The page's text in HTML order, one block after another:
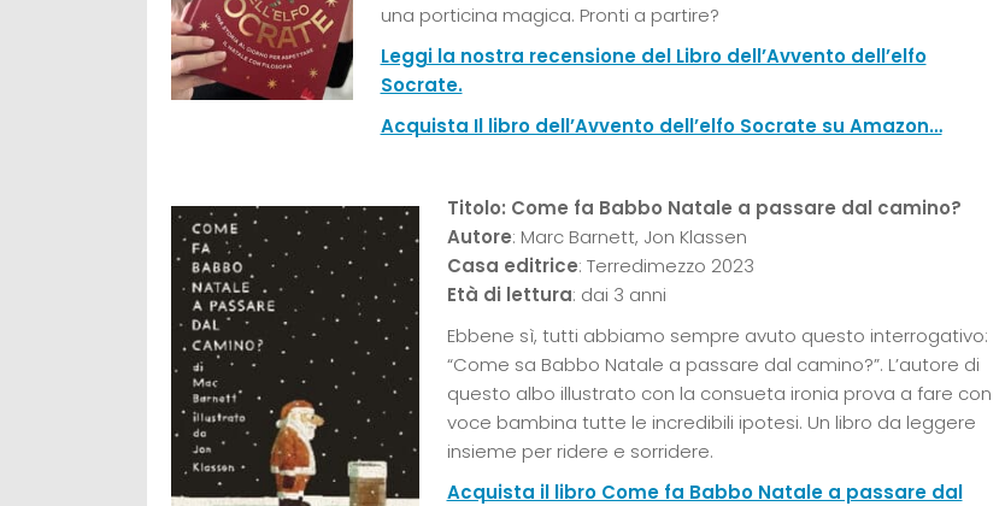
una porticina magica. Pronti a partire?
Leggi la nostra recensione del Libro dell’Avvento dell’elfo
Socrate.
Acquista Il libro dell’Avvento dell’elfo Socrate su Amazon…
Titolo: Come fa Babbo Natale a passare dal camino?
Autore: Marc Barnett, Jon Klassen
Casa editrice: Terredimezzo 2023
Età di lettura: dai 3 anni
Ebbene sì, tutti abbiamo sempre avuto questo interrogativo:
“Come sa Babbo Natale a passare dal camino?”. L’autore di
questo albo illustrato con la consueta ironia prova a fare con
voce bambina tutte le incredibili ipotesi. Un libro da leggere
insieme per ridere e sorridere.
Acquista il libro Come fa Babbo Natale a passare dal